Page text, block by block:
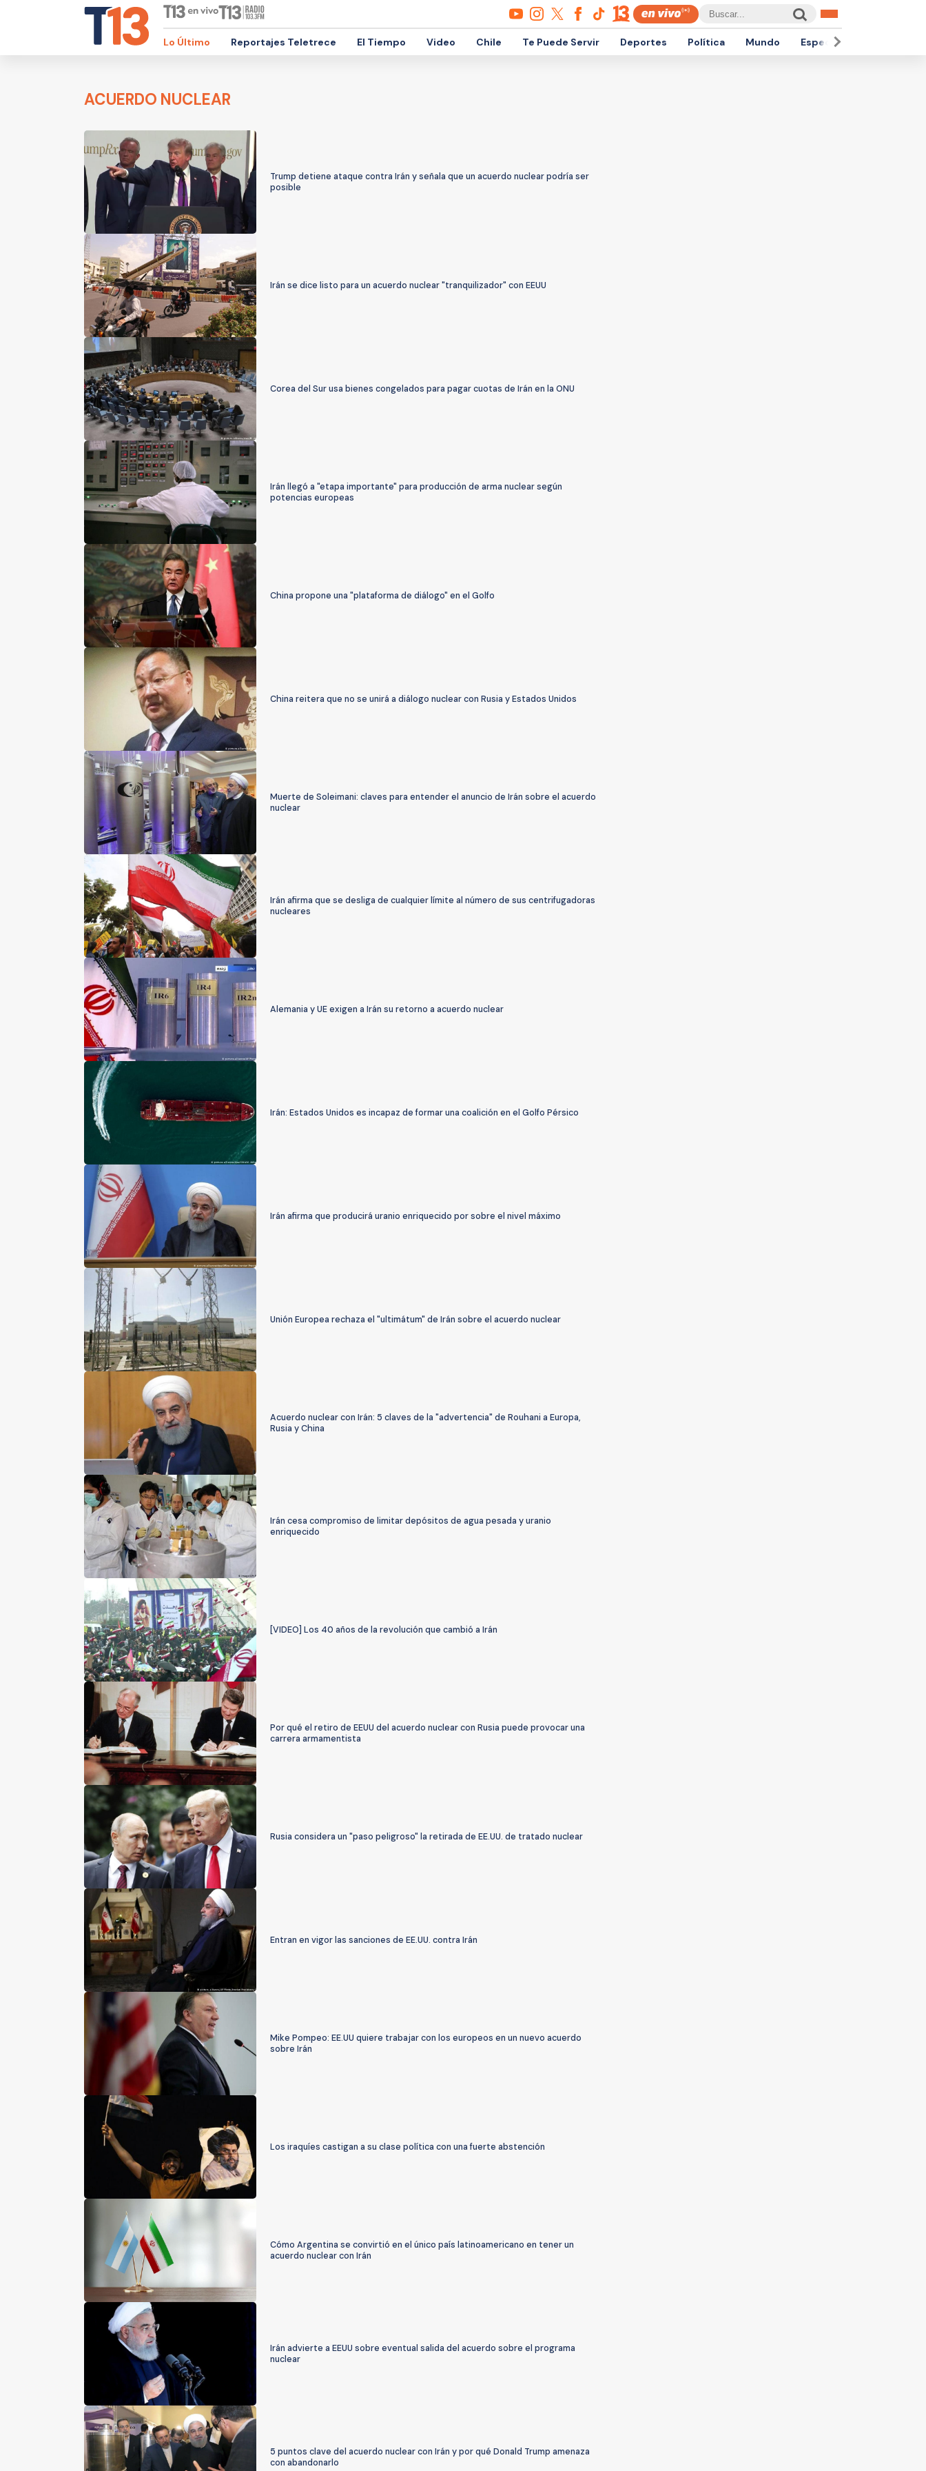
Lo Último Reportajes Teletrece El Tiempo Video Chile Te Puede Servir Deportes Política Mundo Espectáculos
ACUERDO NUCLEAR
Trump detiene ataque contra Irán y señala que un acuerdo nuclear podría ser
posible
Irán se dice listo para un acuerdo nuclear "tranquilizador" con EEUU
Corea del Sur usa bienes congelados para pagar cuotas de Irán en la ONU
Irán llegó a "etapa importante" para producción de arma nuclear según
potencias europeas
China propone una "plataforma de diálogo" en el Golfo
China reitera que no se unirá a diálogo nuclear con Rusia y Estados Unidos
Muerte de Soleimani: claves para entender el anuncio de Irán sobre el acuerdo
nuclear
Irán afirma que se desliga de cualquier límite al número de sus centrifugadoras
nucleares
Alemania y UE exigen a Irán su retorno a acuerdo nuclear
Irán: Estados Unidos es incapaz de formar una coalición en el Golfo Pérsico
Irán afirma que producirá uranio enriquecido por sobre el nivel máximo
Unión Europea rechaza el "ultimátum" de Irán sobre el acuerdo nuclear
Acuerdo nuclear con Irán: 5 claves de la "advertencia" de Rouhani a Europa,
Rusia y China
Irán cesa compromiso de limitar depósitos de agua pesada y uranio
enriquecido
[VIDEO] Los 40 años de la revolución que cambió a Irán
Por qué el retiro de EEUU del acuerdo nuclear con Rusia puede provocar una
carrera armamentista
Rusia considera un "paso peligroso" la retirada de EE.UU. de tratado nuclear
Entran en vigor las sanciones de EE.UU. contra Irán
Mike Pompeo: EE.UU quiere trabajar con los europeos en un nuevo acuerdo
sobre Irán
Los iraquíes castigan a su clase política con una fuerte abstención
Cómo Argentina se convirtió en el único país latinoamericano en tener un
acuerdo nuclear con Irán
Irán advierte a EEUU sobre eventual salida del acuerdo sobre el programa
nuclear
5 puntos clave del acuerdo nuclear con Irán y por qué Donald Trump amenaza
con abandonarlo